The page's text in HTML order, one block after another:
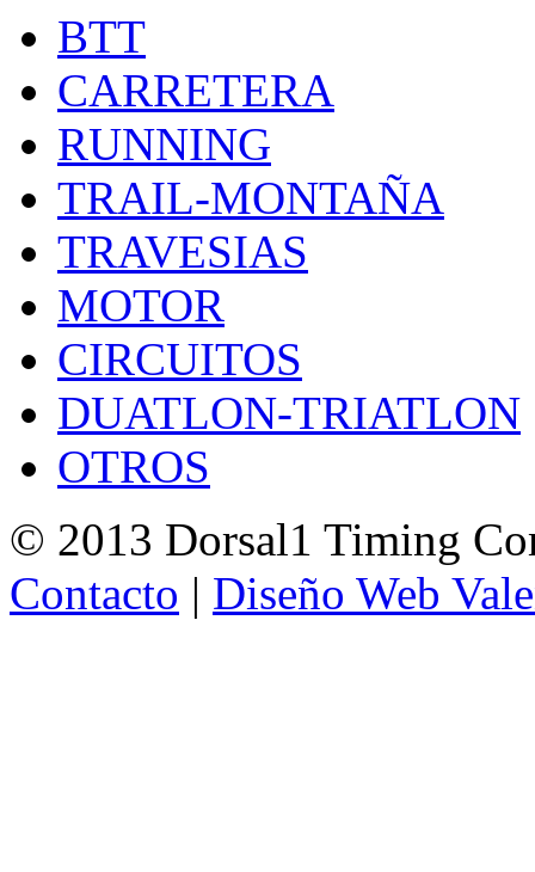
BTT
CARRETERA
RUNNING
TRAIL-MONTAÑA
TRAVESIAS
MOTOR
CIRCUITOS
DUATLON-TRIATLON
OTROS
© 2013 Dorsal1 Timing
Contacto | Diseño Web